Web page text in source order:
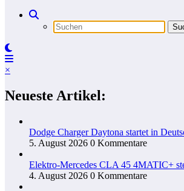
×
Neueste Artikel:
Dodge Charger Daytona startet in
5. August 2026 0 Kommentare
Elektro-Mercedes CLA 45 4MATIC+
4. August 2026 0 Kommentare